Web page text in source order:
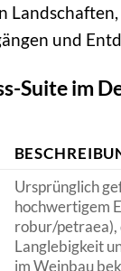
und
Suite im
Ursprünglich
hochwertigem
robur/petraea),
Langlebigkeit
im Weinbau